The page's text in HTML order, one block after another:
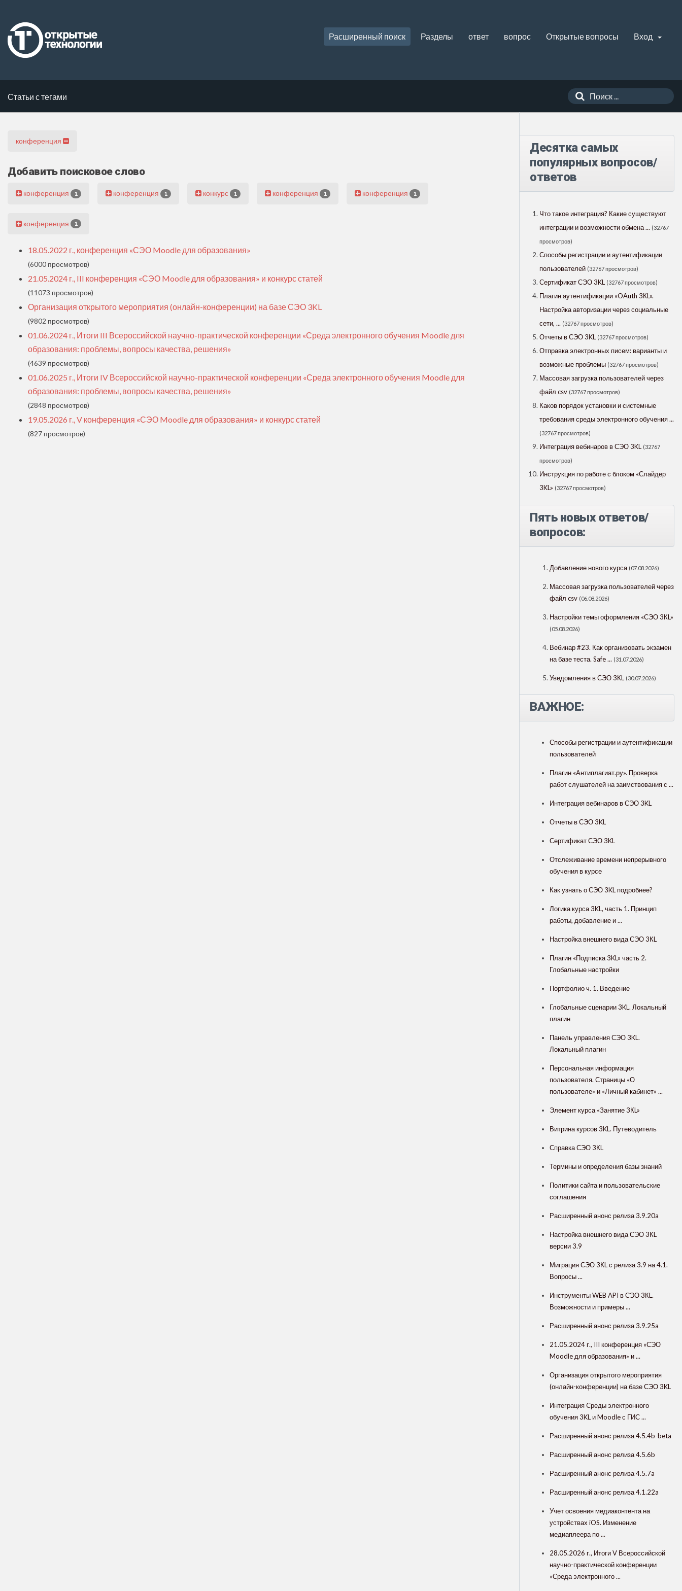
Расширенный поиск Разделы ответ вопрос Открытые вопросы Вход
Статьи с тегами
конференция
Добавить поисковое слово
конференция 1 конференция 1 конкурс 1 конференция 1 конференция 1
конференция 1
18.05.2022 г., конференция «СЭО Moodle для образования»
(6000 просмотров)
21.05.2024 г., III конференция «СЭО Moodle для образования» и конкурс статей
(11073 просмотров)
Организация открытого мероприятия (онлайн-конференции) на базе СЭО 3KL
(9802 просмотров)
01.06.2024 г., Итоги III Всероссийской научно-практической конференции «Среда электронного обучения Moodle для
образования: проблемы, вопросы качества, решения»
(4639 просмотров)
01.06.2025 г., Итоги IV Всероссийской научно-практической конференции «Среда электронного обучения Moodle для
образования: проблемы, вопросы качества, решения»
(2848 просмотров)
19.05.2026 г., V конференция «СЭО Moodle для образования» и конкурс статей
(827 просмотров)
Десятка самых
популярных вопросов/
ответов
Что такое интеграция? Какие существуют
интеграции и возможности обмена ... (32767
просмотров)
Способы регистрации и аутентификации
пользователей (32767 просмотров)
Сертификат СЭО 3KL (32767 просмотров)
Плагин аутентификации «OAuth 3КL».
Настройка авторизации через социальные
сети, ... (32767 просмотров)
Отчеты в СЭО 3KL (32767 просмотров)
Отправка электронных писем: варианты и
возможные проблемы (32767 просмотров)
Массовая загрузка пользователей через
файл csv (32767 просмотров)
Каков порядок установки и системные
требования среды электронного обучения ...
(32767 просмотров)
Интеграция вебинаров в СЭО 3KL (32767
просмотров)
Инструкция по работе с блоком «Слайдер
3KL» (32767 просмотров)
Пять новых ответов/
вопросов:
Добавление нового курса (07.08.2026)
Массовая загрузка пользователей через
файл csv (06.08.2026)
Настройки темы оформления «СЭО 3КL»
(05.08.2026)
Вебинар #23. Как организовать экзамен
на базе теста. Safe ... (31.07.2026)
Уведомления в СЭО 3КL (30.07.2026)
ВАЖНОЕ:
Способы регистрации и аутентификации
пользователей
Плагин «Антиплагиат.ру». Проверка
работ слушателей на заимствования с ...
Интеграция вебинаров в СЭО 3KL
Отчеты в СЭО 3KL
Сертификат СЭО 3KL
Отслеживание времени непрерывного
обучения в курсе
Как узнать о СЭО 3KL подробнее?
Логика курса 3KL, часть 1. Принцип
работы, добавление и ...
Настройка внешнего вида СЭО 3КL
Плагин «Подписка 3KL» часть 2.
Глобальные настройки
Портфолио ч. 1. Введение
Глобальные сценарии 3KL. Локальный
плагин
Панель управления СЭО 3KL.
Локальный плагин
Персональная информация
пользователя. Страницы «О
пользователе» и «Личный кабинет» ...
Элемент курса «Занятие 3КL»
Витрина курсов 3KL. Путеводитель
Справка СЭО 3КL
Термины и определения базы знаний
Политики сайта и пользовательские
соглашения
Расширенный анонс релиза 3.9.20a
Настройка внешнего вида СЭО 3КL
версии 3.9
Миграция СЭО 3КL с релиза 3.9 на 4.1.
Вопросы ...
Инструменты WEB API в СЭО 3КL.
Возможности и примеры ...
Расширенный анонс релиза 3.9.25a
21.05.2024 г., III конференция «СЭО
Moodle для образования» и ...
Организация открытого мероприятия
(онлайн-конференции) на базе СЭО 3KL
Интеграция Cреды электронного
обучения 3KL и Moodle с ГИС ...
Расширенный анонс релиза 4.5.4b-beta
Расширенный анонс релиза 4.5.6b
Расширенный анонс релиза 4.5.7a
Расширенный анонс релиза 4.1.22a
Учет освоения медиаконтента на
устройствах iOS. Изменение
медиаплеера по ...
28.05.2026 г., Итоги V Всероссийской
научно-практической конференции
«Среда электронного ...